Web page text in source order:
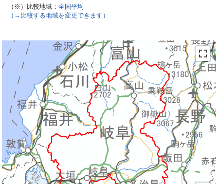
（※）比較地域：全国平均
（→比較する地域を変更できます）